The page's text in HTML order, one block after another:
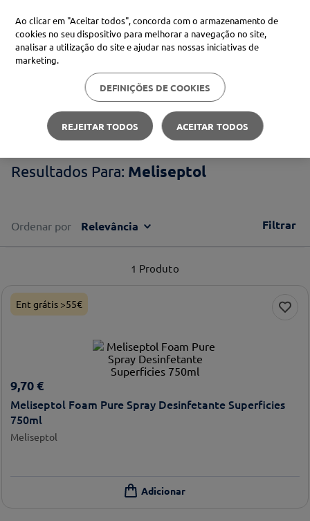
Procure no Marketplace Médis
Pesquisas mais comuns
xiaomi
3º now
Meliseptol
Meliseptol
Ordenar por Relevância Filtrar
1 Produto
Ent grátis >55€
9,70 €
Meliseptol Foam Pure Spray Desinfetante Superficies
750ml
Meliseptol
Ao clicar em "Aceitar todos", concorda com o armazenamento de
cookies no seu dispositivo para melhorar a navegação no site,
analisar a utilização do site e ajudar nas nossas iniciativas de
marketing.
DEFINIÇÕES DE COOKIES
REJEITAR TODOS ACEITAR TODOS